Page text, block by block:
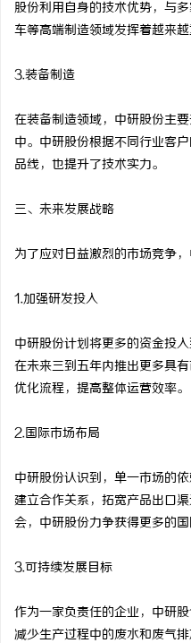
股份利用自身的技术优势，与
车等高端制造领域发挥着越来越
3.装备制造
在装备制造领域，中研股份主
中。中研股份根据不同行业客
品线，也提升了技术实力。
三、未来发展战略
为了应对日益激烈的市场竞争
1.加强研发投入
中研股份计划将更多的资金投
在未来三到五年内推出更多具
优化流程，提高整体运营效率。
2.国际市场布局
中研股份认识到，单一市场的
建立合作关系，拓宽产品出口
会，中研股份力争获得更多的国
3.可持续发展目标
作为一家负责任的企业，中研
减少生产过程中的废水和废气